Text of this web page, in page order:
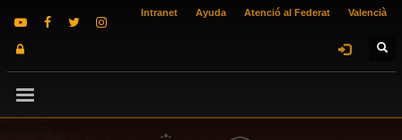
Intranet Ayuda Atenció al Federat Valencià